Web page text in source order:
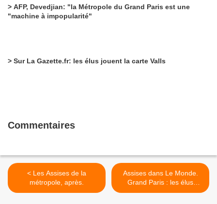
> AFP, Devedjian: "la Métropole du Grand Paris est une
"machine à impopularité"
> Sur La Gazette.fr: les élus jouent la carte Valls
Commentaires
< Les Assises de la
métropole, après.
Assises dans Le Monde.
Grand Paris : les élus
s'entendent pour reprendre